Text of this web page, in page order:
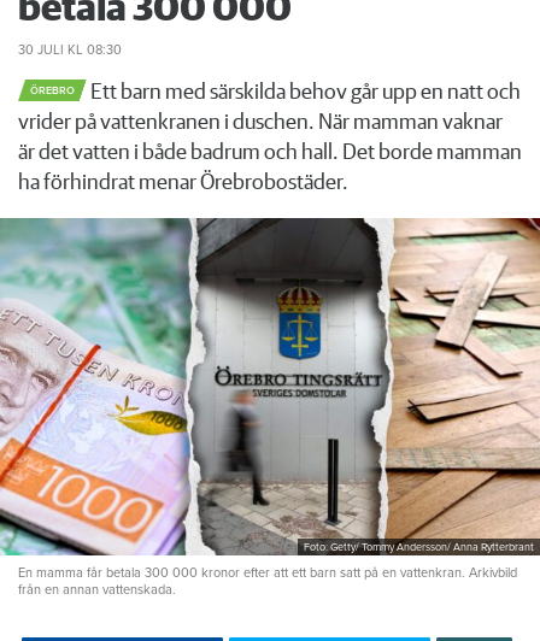
betala 300 000
30 JULI KL 08:30
ÖREBRO
Ett barn med särskilda behov går upp en natt och
vrider på vattenkranen i duschen. När mamman vaknar
är det vatten i både badrum och hall. Det borde mamman
ha förhindrat menar Örebrobostäder.
Foto: Getty/ Tommy Andersson/ Anna Rytterbrant
En mamma får betala 300 000 kronor efter att ett barn satt på en vattenkran. Arkivbild
från en annan vattenskada.